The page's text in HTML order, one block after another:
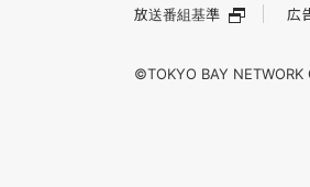
放送番組基準 広
©TOKYO BAY NETWORK